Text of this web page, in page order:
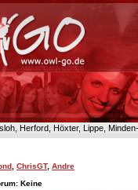
Herford, Höxter, Lippe,
ChrisGT, Andre
Keine